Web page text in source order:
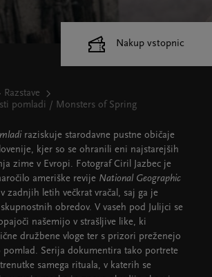
Razstave
pomladi / Monsters of Spring
raziskuje starodavne pustne običaje
kjer so se ohranili eni najstarejših
zime v Evropi. Fotograf Ciril Jazbec je
ameriške revije National Geographic
zadnjih letih večkrat vračal, saj ga je
obredov. V vaseh pod Julijci se
našemijo v strašljive like, ki
družbene vloge ter s prizori preženejo
Serija dokumentira tako portrete
samega rituala, v katerih se
Nakup vstopnic